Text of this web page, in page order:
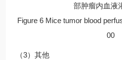
部肿瘤内血液
Figure 6 Mice tumor blood
00
（3）其他